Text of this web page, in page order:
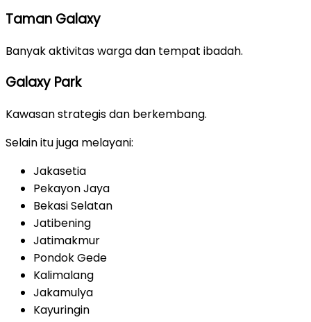
Taman Galaxy
Banyak aktivitas warga dan tempat ibadah.
Galaxy Park
Kawasan strategis dan berkembang.
Selain itu juga melayani:
Jakasetia
Pekayon Jaya
Bekasi Selatan
Jatibening
Jatimakmur
Pondok Gede
Kalimalang
Jakamulya
Kayuringin